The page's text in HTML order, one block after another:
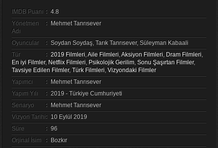
IMDB Puanı : 4.8
Yönetmen
Adı
: Mehmet Tanrısever
Oyuncular : Soydan Soydaş, Tarık Tanrısever, Süleyman Kabaali
Tür
: 2019 Filmleri,Aile Filmleri,Aksiyon Filmleri, Dram Filmleri,
En iyi Filmler, Netflix Filmleri, Psikolojik Gerilim, Sonu Şaşırtan Filmler,
Tavsiye Edilen Filmler, Türk Filmleri, Vizyondaki Filmler
Yapımcı
: Mehmet Tanrısever
Yapım Yılı
: 2019 - Türkiye Cumhuriyeti
Senaryo
: Mehmet Tanrısever
Vizyon Tarihi: 10 Eylül 2019
Süre
: 96
Orjinal İsim
: Bozkır